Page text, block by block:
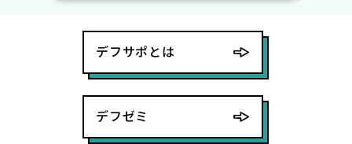
デフサポとは
デフゼミ